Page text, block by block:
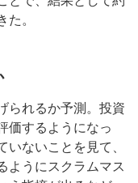
た。
られるか予測。投資
価するようになっ
ないことを見て、
ようにスクラムマス